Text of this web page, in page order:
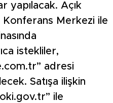
yapılacak. Açık
Merkezi ile
istekliler,
adresi
Satışa ilişkin
ile